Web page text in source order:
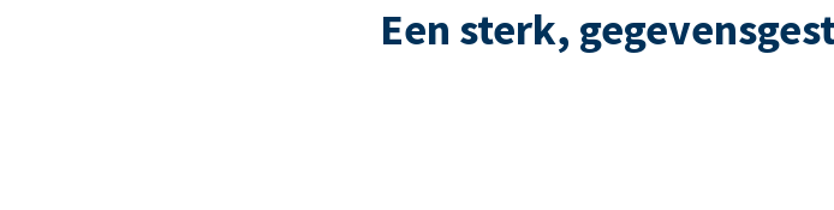
Een sterk,